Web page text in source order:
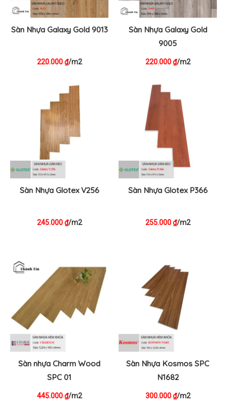
Sàn Nhựa Galaxy Gold 9013
220.000₫/m2
Sàn Nhựa Galaxy Gold
9005
220.000₫/m2
Sàn Nhựa Glotex V256
245.000₫/m2
Sàn Nhựa Glotex P366
255.000₫/m2
Sàn nhựa Charm Wood
SPC 01
445.000₫/m2
Sàn Nhựa Kosmos SPC
N1682
300.000₫/m2